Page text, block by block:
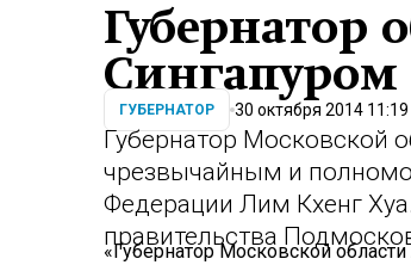
Губернатор
Сингапуром
ГУБЕРНАТОР 30 октября 2014 11:19
Губернатор Московской
чрезвычайным и
Федерации Лим Кхенг
правительства
«Губернатор Московской